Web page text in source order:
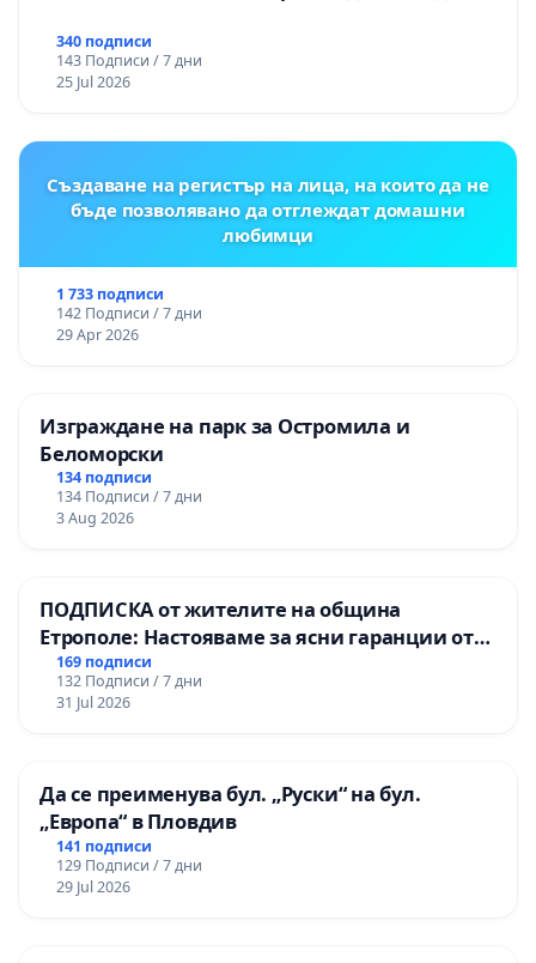
340 подписи
143 Подписи / 7 дни
25 Jul 2026
Създаване на регистър на лица, на които да не
бъде позволявано да отглеждат домашни
любимци
1 733 подписи
142 Подписи / 7 дни
29 Apr 2026
Изграждане на парк за Остромила и
Беломорски
134 подписи
134 Подписи / 7 дни
3 Aug 2026
ПОДПИСКА от жителите на община
Етрополе: Настояваме за ясни гаранции от
“Елаците-МЕД” АД и от държавата, че ще се
изпълнят всички екологични норми!
169 подписи
132 Подписи / 7 дни
31 Jul 2026
Да се преименува бул. „Руски“ на бул.
„Европа“ в Пловдив
141 подписи
129 Подписи / 7 дни
29 Jul 2026